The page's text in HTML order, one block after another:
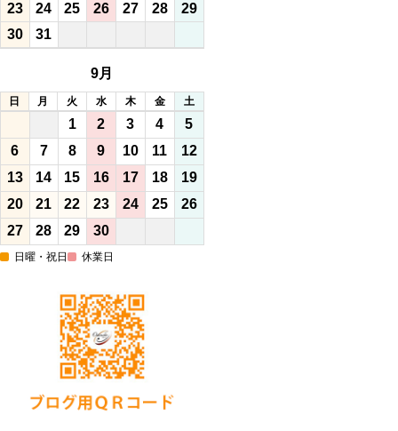
23
24 25 26 27 28
29
30
31
9月
日 月 火 水 木 金 土
1 2 3 4
5
6
7 8 9 10 11
12
13
14 15 16 17 18
19
20
21 22 23 24 25
26
27
28 29 30
日曜・祝日 休業日